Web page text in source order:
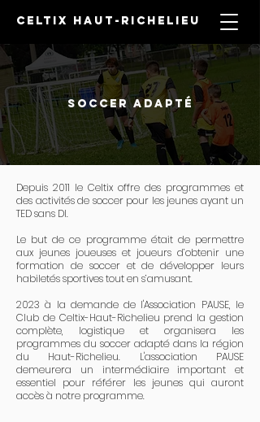
CELTIX HAUT-RICHELIEU
SOCCER ADAPTÉ
Depuis 2011 le Celtix offre des programmes et
des activités de soccer pour les jeunes ayant un
TED sans DI.
Le but de ce programme était de permettre
aux jeunes joueuses et joueurs d’obtenir une
formation de soccer et de développer leurs
habiletés sportives tout en s’amusant.
2023 à la demande de l'Association PAUSE, le
Club de Celtix-Haut-Richelieu prend la gestion
complète, logistique et organisera les
programmes du soccer adapté dans la région
du Haut-Richelieu. L'association PAUSE
demeurera un intermédiaire important et
essentiel pour référer les jeunes qui auront
accès à notre programme.